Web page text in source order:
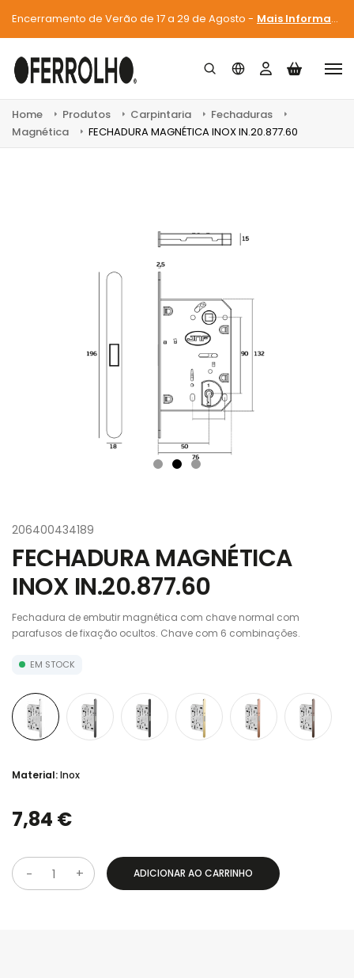
Encerramento de Verão de 17 a 29 de Agosto - Mais Informações
Home Produtos Carpintaria
Fechaduras
Magnética
FECHADURA MAGNÉTICA INOX IN.20.877.60
206400434189
FECHADURA MAGNÉTICA
INOX IN.20.877.60
Fechadura de embutir magnética com chave normal com
parafusos de fixação ocultos. Chave com 6 combinações.
EM STOCK
Material:Inox
7,84 €
Q
ADICIONAR AO CARRINHO